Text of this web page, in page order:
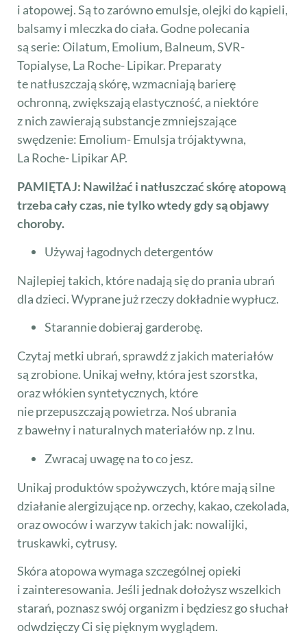
i atopowej. Są to zarówno emulsje, olejki do kąpieli,
balsamy i mleczka do ciała. Godne polecania
są serie: Oilatum, Emolium, Balneum, SVR-
Topialyse, La Roche- Lipikar. Preparaty
te natłuszczają skórę, wzmacniają barierę
ochronną, zwiększają elastyczność, a niektóre
z nich zawierają substancje zmniejszające
swędzenie: Emolium- Emulsja trójaktywna,
La Roche- Lipikar AP.
PAMIĘTAJ: Nawilżać i natłuszczać skórę atopową
trzeba cały czas, nie tylko wtedy gdy są objawy
choroby.
Używaj łagodnych detergentów
Najlepiej takich, które nadają się do prania ubrań
dla dzieci. Wyprane już rzeczy dokładnie wypłucz.
Starannie dobieraj garderobę.
Czytaj metki ubrań, sprawdź z jakich materiałów
są zrobione. Unikaj wełny, która jest szorstka,
oraz włókien syntetycznych, które
nie przepuszczają powietrza. Noś ubrania
z bawełny i naturalnych materiałów np. z lnu.
Zwracaj uwagę na to co jesz.
Unikaj produktów spożywczych, które mają silne
działanie alergizujące np. orzechy, kakao, czekolada,
oraz owoców i warzyw takich jak: nowalijki,
truskawki, cytrusy.
Skóra atopowa wymaga szczególnej opieki
i zainteresowania. Jeśli jednak dołożysz wszelkich
starań, poznasz swój organizm i będziesz go słuchał
odwdzięczy Ci się pięknym wyglądem.